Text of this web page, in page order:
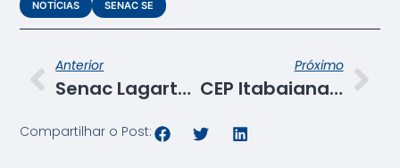
NOTÍCIAS SENAC SE
Anterior
Senac Lagarto firma parceria com Secretaria de Assistência Social e do Trabalho de Boquim
Próximo
CEP Itabaiana realiza treinamento para analistas e instrutores
Compartilhar o Post: